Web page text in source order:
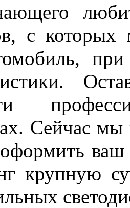
с которых
Сейчас мы
крупную